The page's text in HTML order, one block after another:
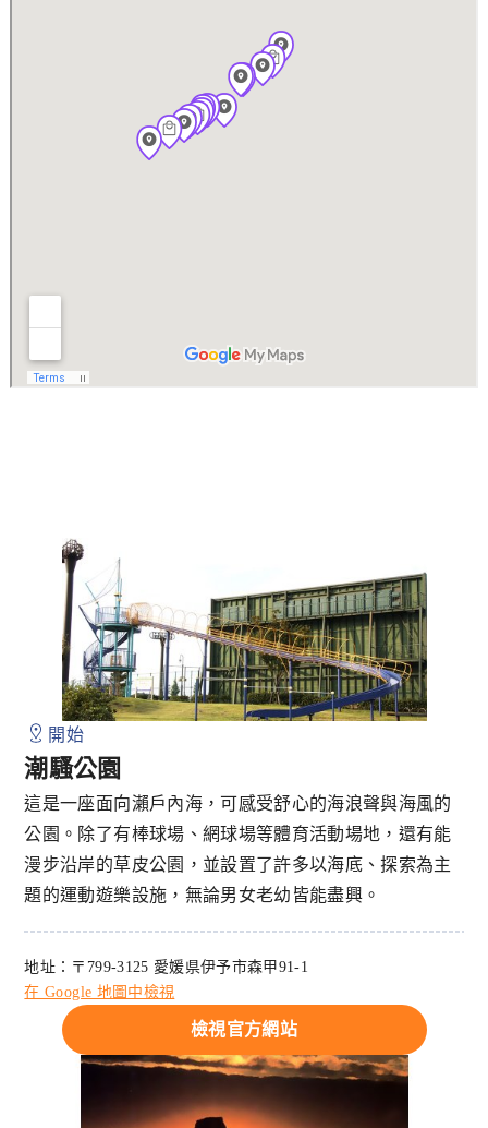
開始
潮騷公園
這是一座面向瀨戶內海，可感受舒心的海浪聲與海風的
公園。除了有棒球場、網球場等體育活動場地，還有能
漫步沿岸的草皮公園，並設置了許多以海底、探索為主
題的運動遊樂設施，無論男女老幼皆能盡興。
地址：〒799-3125 愛媛県伊予市森甲91-1
在 Google 地圖中檢視
檢視官方網站